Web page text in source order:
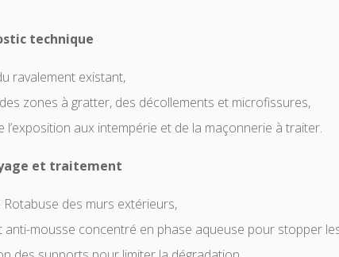
technique
ravalement existant,
zones à gratter, des décollements et microfissures,
l’exposition aux intempérie et de la maçonnerie à traiter.
et traitement
Rotabuse des murs extérieurs,
anti-mousse concentré en phase aqueuse pour stopper